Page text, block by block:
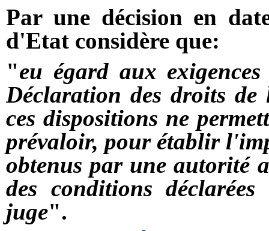
Par une décision en
d'Etat considère que:
"eu égard aux
Déclaration des droits
ces dispositions ne
prévaloir, pour établir
obtenus par une autorité
des conditions
juge".